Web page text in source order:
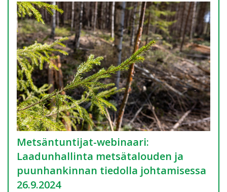
Metsäntuntijat-webinaari:
Laadunhallinta metsätalouden ja
puunhankinnan tiedolla johtamisessa
26.9.2024